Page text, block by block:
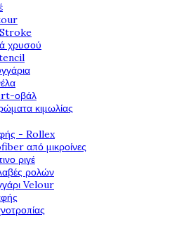
Stroke
χρυσού
οβάλ
κιμωλίας
- Rollex
από μικροίνες
ριγέ
ρολών
Velour